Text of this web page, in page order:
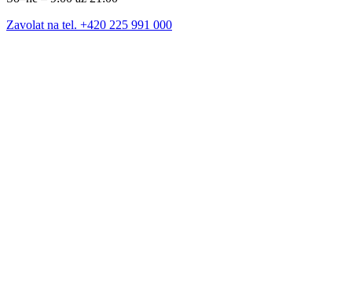
Zavolat na tel. +420 225 991 000